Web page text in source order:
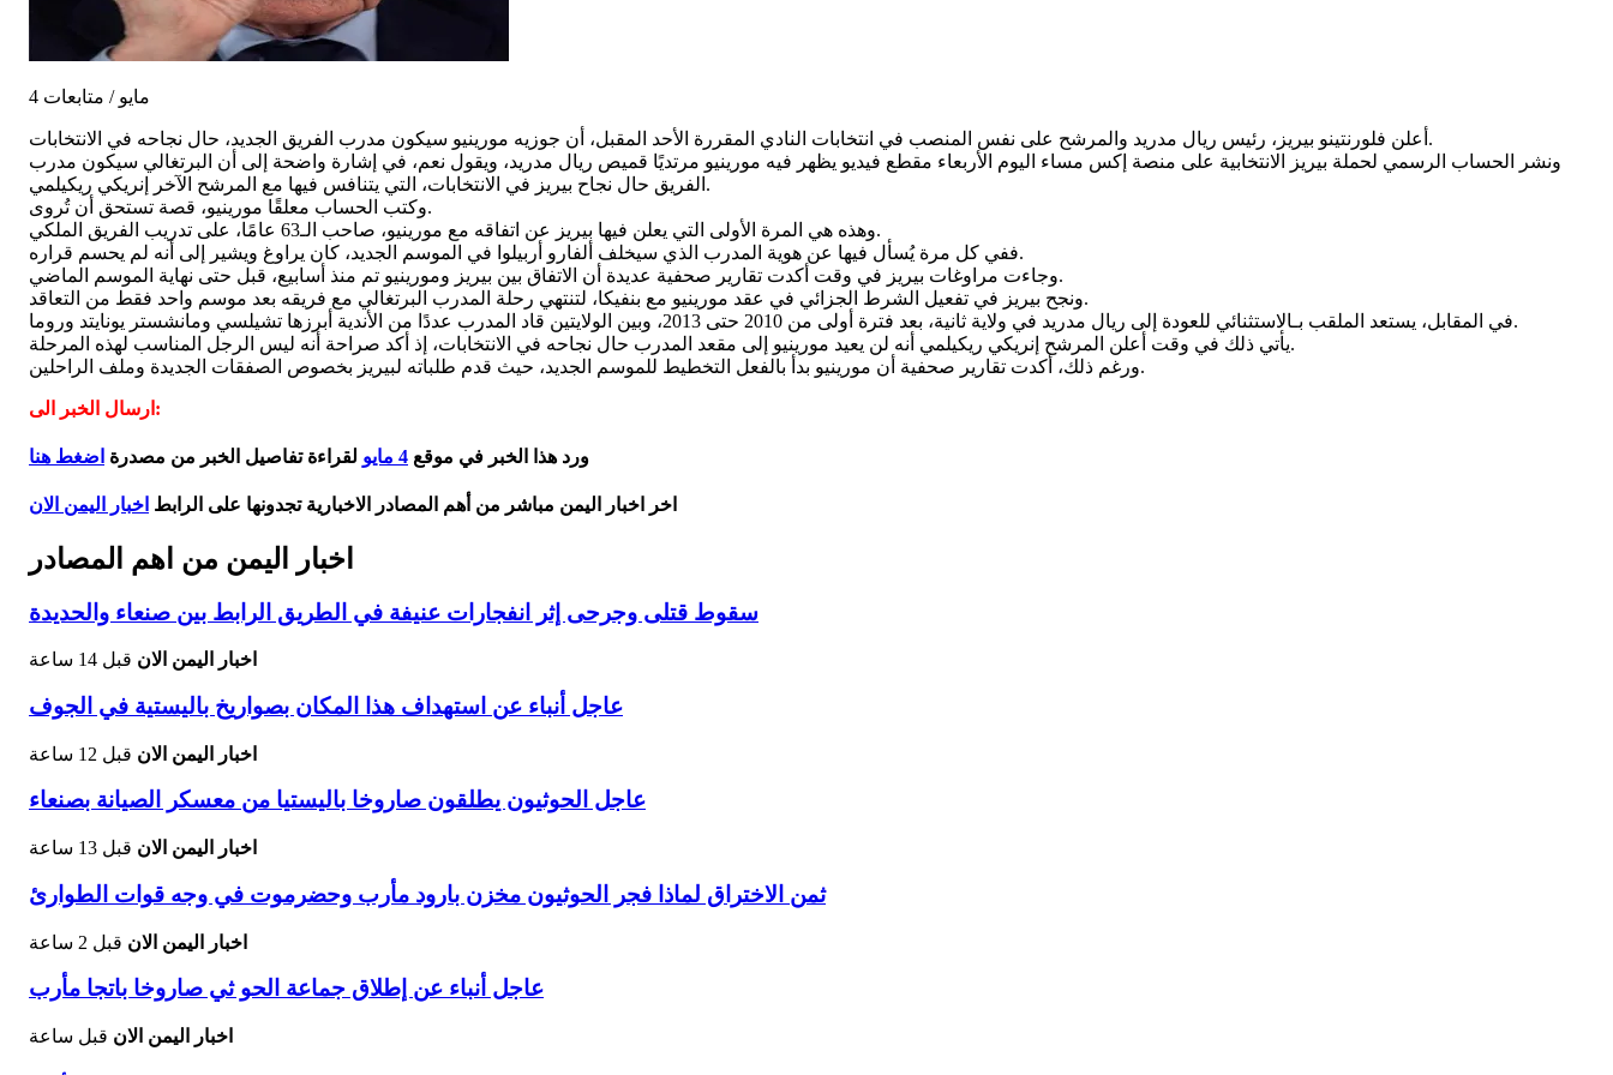
4 مايو / متابعات
أعلن فلورنتينو بيريز، رئيس ريال مدريد والمرشح على نفس المنصب في انتخابات النادي المقررة الأحد المقبل، أن جوزيه مورينيو سيكون مدرب الفريق الجديد، حال نجاحه في الانتخابات.
ونشر الحساب الرسمي لحملة بيريز الانتخابية على منصة إكس مساء اليوم الأربعاء مقطع فيديو يظهر فيه مورينيو مرتديًا قميص ريال مدريد، ويقول نعم، في إشارة واضحة إلى أن البرتغالي سيكون مدرب
الفريق حال نجاح بيريز في الانتخابات، التي يتنافس فيها مع المرشح الآخر إنريكي ريكيلمي.
وكتب الحساب معلقًا مورينيو، قصة تستحق أن تُروى.
وهذه هي المرة الأولى التي يعلن فيها بيريز عن اتفاقه مع مورينيو، صاحب الـ63 عامًا، على تدريب الفريق الملكي.
ففي كل مرة يُسأل فيها عن هوية المدرب الذي سيخلف ألفارو أربيلوا في الموسم الجديد، كان يراوغ ويشير إلى أنه لم يحسم قراره.
وجاءت مراوغات بيريز في وقت أكدت تقارير صحفية عديدة أن الاتفاق بين بيريز ومورينيو تم منذ أسابيع، قبل حتى نهاية الموسم الماضي.
ونجح بيريز في تفعيل الشرط الجزائي في عقد مورينيو مع بنفيكا، لتنتهي رحلة المدرب البرتغالي مع فريقه بعد موسم واحد فقط من التعاقد.
في المقابل، يستعد الملقب بـالاستثنائي للعودة إلى ريال مدريد في ولاية ثانية، بعد فترة أولى من 2010 حتى 2013، وبين الولايتين قاد المدرب عددًا من الأندية أبرزها تشيلسي ومانشستر يونايتد وروما.
يأتي ذلك في وقت أعلن المرشح إنريكي ريكيلمي أنه لن يعيد مورينيو إلى مقعد المدرب حال نجاحه في الانتخابات، إذ أكد صراحة أنه ليس الرجل المناسب لهذه المرحلة.
ورغم ذلك، أكدت تقارير صحفية أن مورينيو بدأ بالفعل التخطيط للموسم الجديد، حيث قدم طلباته لبيريز بخصوص الصفقات الجديدة وملف الراحلين.
ارسال الخبر الى:
ورد هذا الخبر في موقع 4 مايو لقراءة تفاصيل الخبر من مصدرة اضغط هنا
اخر اخبار اليمن مباشر من أهم المصادر الاخبارية تجدونها على الرابط اخبار اليمن الان
اخبار اليمن من اهم المصادر
سقوط قتلى وجرحى إثر انفجارات عنيفة في الطريق الرابط بين صنعاء والحديدة
اخبار اليمن الان قبل 14 ساعة
عاجل أنباء عن استهداف هذا المكان بصواريخ باليستية في الجوف
اخبار اليمن الان قبل 12 ساعة
عاجل الحوثيون يطلقون صاروخا باليستيا من معسكر الصيانة بصنعاء
اخبار اليمن الان قبل 13 ساعة
ثمن الاختراق لماذا فجر الحوثيون مخزن بارود مأرب وحضرموت في وجه قوات الطوارئ
اخبار اليمن الان قبل 2 ساعة
عاجل أنباء عن إطلاق جماعة الحو ثي صاروخا باتجا مأرب
اخبار اليمن الان قبل ساعة